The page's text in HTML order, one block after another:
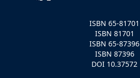
ISBN 65-81701
ISBN 81701
ISBN 65-87396
ISBN 87396
DOI 10.37572